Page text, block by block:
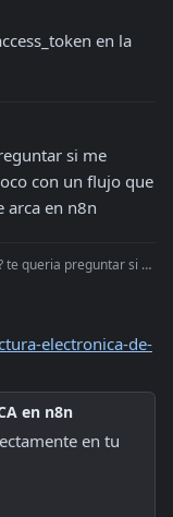
en la
si me
con un flujo que
arca en n8n
un poco con un flujo que estuve tratando de hacer con el de arca en n8n
electronica-de-
en n8n
en tu